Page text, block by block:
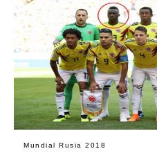
Mundial Rusia 2018